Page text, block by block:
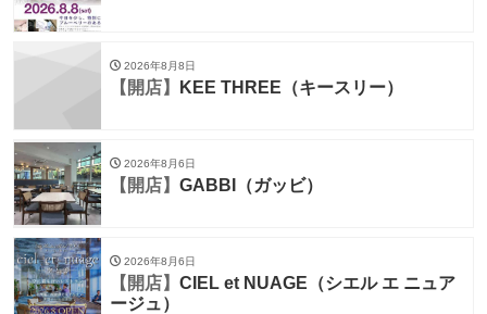
2026年8月8日
【開店】 KEE THREE（キースリー）
2026年8月6日
【開店】 GABBI（ガッビ）
2026年8月6日
【開店】 CIEL et NUAGE（シエル エ ニュア
ージュ）